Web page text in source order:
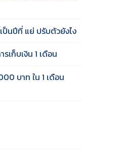
นปีที่ แย่ ปรับตัวยังไง
เก็บเงิน 1 เดือน
บาท ใน 1 เดือน